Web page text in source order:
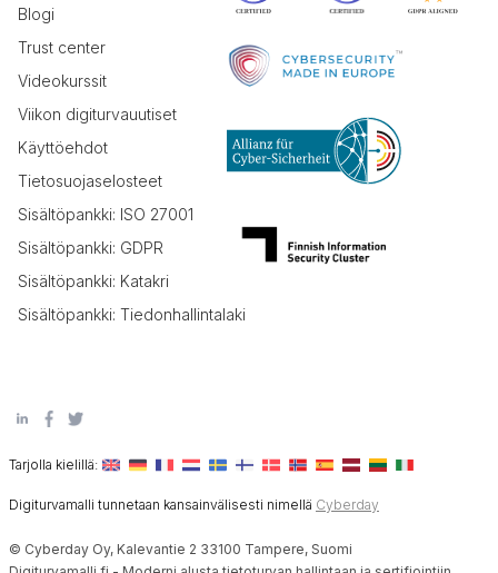
Blogi
Trust center
Videokurssit
Viikon digiturvauutiset
Käyttöehdot
Tietosuojaselosteet
Sisältöpankki: ISO 27001
Sisältöpankki: GDPR
Sisältöpankki: Katakri
Sisältöpankki: Tiedonhallintalaki
Tarjolla kielillä:
Digiturvamalli tunnetaan kansainvälisesti nimellä Cyberday
© Cyberday Oy, Kalevantie 2 33100 Tampere, Suomi